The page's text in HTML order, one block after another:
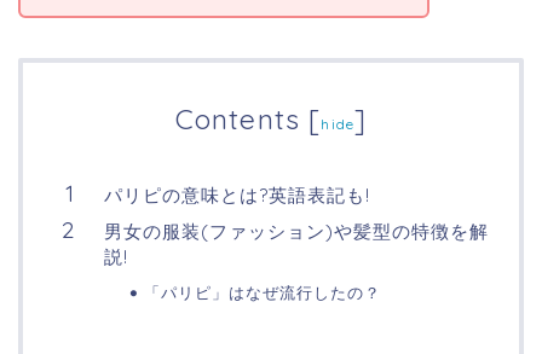
Contents [hide]
パリピの意味とは?英語表記も!
男女の服装(ファッション)や髪型の特徴を解
説!
「パリピ」はなぜ流行したの？